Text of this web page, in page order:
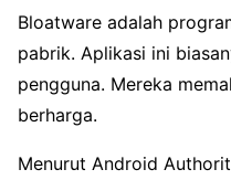
Bloatware adalah
pabrik. Aplikasi ini
pengguna. Mereka
berharga.
Menurut Android